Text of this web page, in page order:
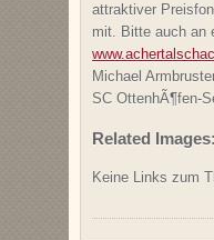
attraktiver
mit. Bitte auch an
Michael
SC OttenhÃ¶fen-
Related Images:
Keine Links zum